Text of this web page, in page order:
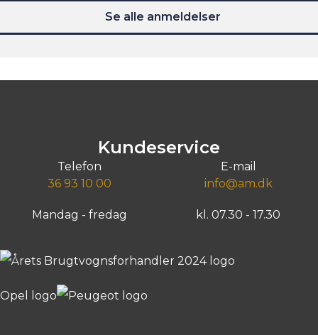
Se alle anmeldelser
Kundeservice
Telefon
36 93 10 00
E-mail
info@am.dk
Mandag - fredag kl. 07.30 - 17.30